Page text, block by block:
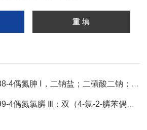
二钠盐；二磺酸二钠；铀试剂；新钍试剂 C16H11AsN2Na2O11S2
；双（4-氯-2-膦苯偶氮）变色酸；氯膦酸偶氮 Ⅲ C22H16Cl2N4O14P2S2